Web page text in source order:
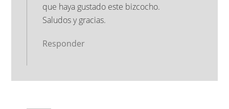
que haya gustado este bizcocho.
Saludos y gracias.
Responder